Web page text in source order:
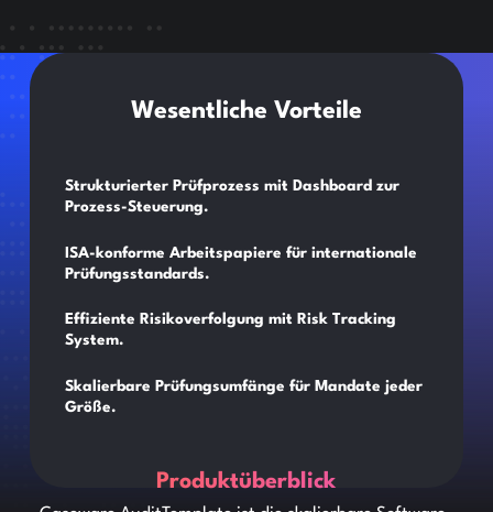
Wesentliche Vorteile
Strukturierter Prüfprozess mit Dashboard zur
Prozess-Steuerung.
ISA-konforme Arbeitspapiere für internationale
Prüfungsstandards.
Effiziente Risikoverfolgung mit Risk Tracking
System.
Skalierbare Prüfungsumfänge für Mandate jeder
Größe.
Produktüberblick